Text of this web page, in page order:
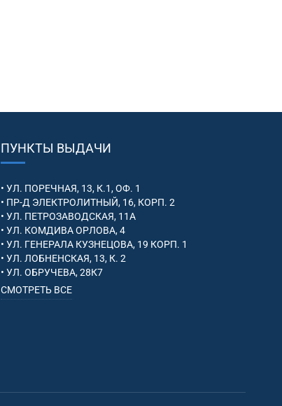
ПУНКТЫ ВЫДАЧИ
• УЛ. ПОРЕЧНАЯ, 13, К.1, ОФ. 1
• ПР-Д ЭЛЕКТРОЛИТНЫЙ, 16, КОРП. 2
• УЛ. ПЕТРОЗАВОДСКАЯ, 11А
• УЛ. КОМДИВА ОРЛОВА, 4
• УЛ. ГЕНЕРАЛА КУЗНЕЦОВА, 19 КОРП. 1
• УЛ. ЛОБНЕНСКАЯ, 13, К. 2
• УЛ. ОБРУЧЕВА, 28К7
СМОТРЕТЬ ВСЕ